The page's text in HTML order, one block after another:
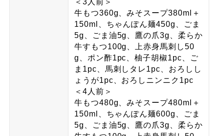
＜3人前＞
牛もつ360g、みそスープ380ml＋
150ml、ちゃんぽん麺450g、ごま
5g、ごま油5g、鷹の爪3g、柔らか
牛すもつ100g、上赤身馬刺し50
g、ポン酢1pc、柚子胡椒1pc、ご
ま1pc、馬刺しタレ1pc、おろしし
ょうが1pc、おろしニンニク1pc
＜4人前＞
牛もつ480g、みそスープ480ml＋
150ml、ちゃんぽん麺600g、ごま
5g、ごま油5g、鷹の爪3g、柔らか